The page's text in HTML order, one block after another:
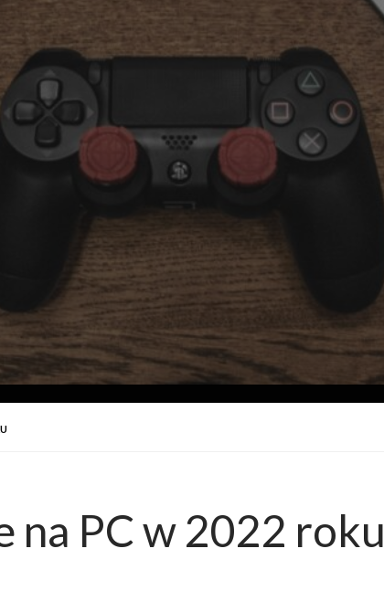
na PC w 2022 roku